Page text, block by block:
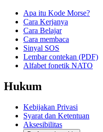
Apa itu Kode Morse?
Cara Kerjanya
Cara Belajar
Cara membaca
Sinyal SOS
Lembar contekan (PDF)
Alfabet fonetik NATO
Hukum
Kebijakan Privasi
Syarat dan Ketentuan
Aksesibilitas